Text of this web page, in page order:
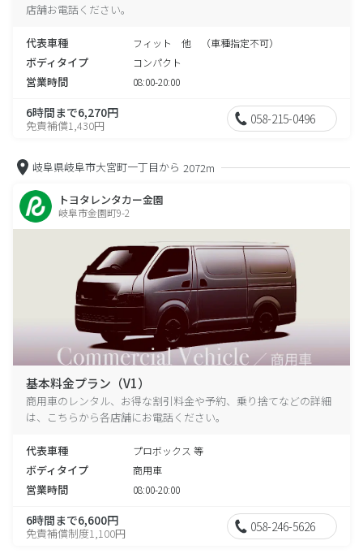
店舗お電話ください。
代表車種 フィット 他 （車種指定不可）
ボディタイプ コンパクト
営業時間 08:00-20:00
6時間まで6,270円
免責補償1,430円 058-215-0496
岐阜県岐阜市大宮町一丁目から 2072m
トヨタレンタカー金園
岐阜市金園町9-2
基本料金プラン（V1）
商用車のレンタル、お得な割引料金や予約、乗り捨てなどの詳細
は、こちらから各店舗にお電話ください。
代表車種 プロボックス 等
ボディタイプ 商用車
営業時間 08:00-20:00
6時間まで6,600円
免責補償制度1,100円 058-246-5626